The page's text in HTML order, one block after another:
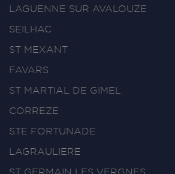
LAGUENNE SUR AVALOUZE
SEILHAC
ST MEXANT
FAVARS
ST MARTIAL DE GIMEL
CORREZE
STE FORTUNADE
LAGRAULIERE
ST GERMAIN LES VERGNES